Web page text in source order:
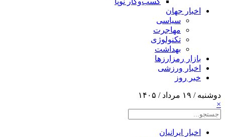
اخبار جهان
سیاسی
مهاجرت
تکنولوژی
بهداشت
بازار رمزارزها
اخبار ورزشی
خبر روز
دوشنبه / ۱۹ مرداد / ۱۴۰۵
×
اخبار ایرانیان